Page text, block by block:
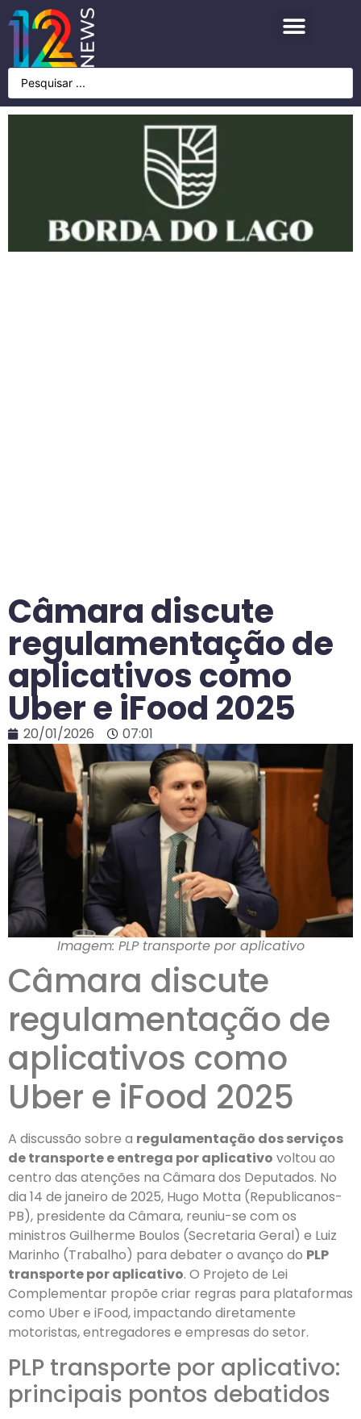
Câmara discute
regulamentação de
aplicativos como
Uber e iFood 2025
20/01/2026 07:01
Imagem: PLP transporte por aplicativo
Câmara discute
regulamentação de
aplicativos como
Uber e iFood 2025
A discussão sobre a regulamentação dos serviços
de transporte e entrega por aplicativo voltou ao
centro das atenções na Câmara dos Deputados. No
dia 14 de janeiro de 2025, Hugo Motta (Republicanos-
PB), presidente da Câmara, reuniu-se com os
ministros Guilherme Boulos (Secretaria Geral) e Luiz
Marinho (Trabalho) para debater o avanço do PLP
transporte por aplicativo. O Projeto de Lei
Complementar propõe criar regras para plataformas
como Uber e iFood, impactando diretamente
motoristas, entregadores e empresas do setor.
PLP transporte por aplicativo:
principais pontos debatidos